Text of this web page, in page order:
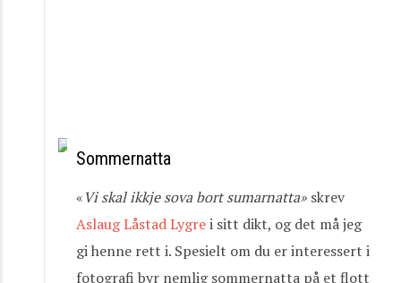
Sommernatta
«Viskalikkjesovabort sumarnatta» skrev
Aslaug Låstad Lygrei sitt dikt, og det må jeg
gi henne rett i. Spesielt om du er interessert i
fotografi byr nemlig sommernatta på et flott